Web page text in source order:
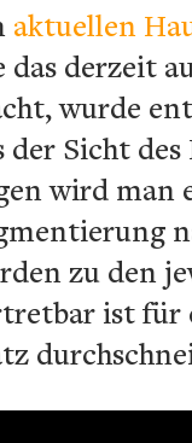
aktuellen
das derzeit
wurde
der Sicht
wird man
zu den
ist für